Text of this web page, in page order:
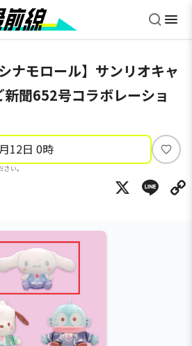
ナモロール】サンリオキャ
新聞652号コラボレーショ
12日 0時
い。
い
ね
X